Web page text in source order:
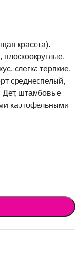
красота).
плоскоокруглые,
слегка терпкие.
среднеспелый,
Дет, штамбовые
картофельными